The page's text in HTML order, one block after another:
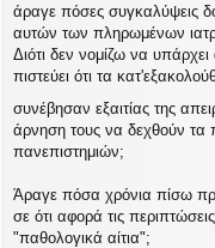
άραγε πόσες συγκαλύψεις
αυτών των πληρωμένων
Διότι δεν νομίζω να
πιστεύει ότι τα
συνέβησαν εξαιτίας της
άρνηση τους να δεχθούν
πανεπιστημιών;
Άραγε πόσα χρόνια πίσω
σε ότι αφορά τις
"παθολογικά αίτια";